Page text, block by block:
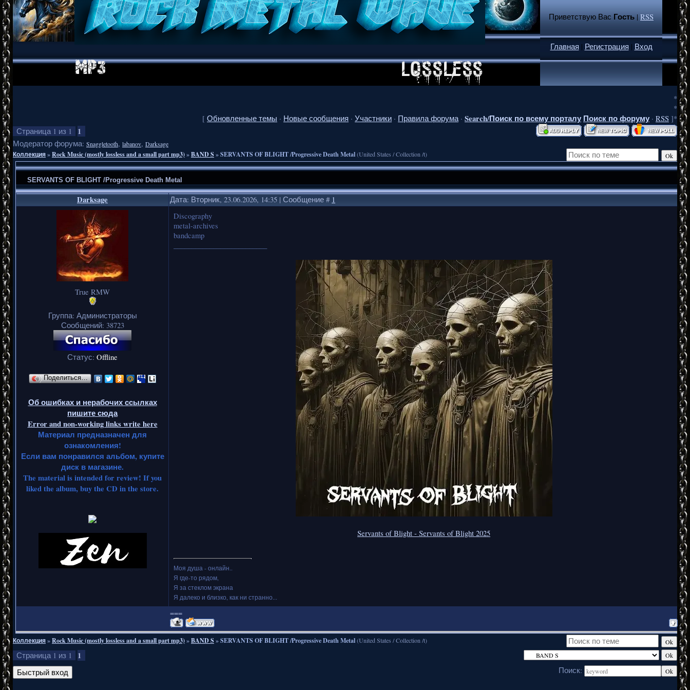
Приветствую Вас Гость|RSS
Главная | Регистрация | Вход
*
*
[ Обновленные темы · Новые сообщения · Участники · Правила форума · Search/Поиск по всему порталу Поиск по форуму · RSS ]*
Страница 1 из 1 1
Модератор форума: Snaggletooth, labanov, Darksage
Коллекция»Rock Music (mostly lossless and a small part mp3)»BAND S »SERVANTS OF BLIGHT /Progressive Death Metal(United States / Collection /t)
SERVANTS OF BLIGHT /Progressive Death Metal
Darksage Дата: Вторник, 23.06.2026, 14:35 | Сообщение # 1
True RMW
Группа: Администраторы
Сообщений: 38723
Статус: Offline
Поделиться…
Об ошибках и нерабочих ссылках
пишите сюда
Error and non-working links write here
Материал предназначен для
ознакомления!
Если вам понравился альбом, купите
диск в магазине.
The material is intended for review! If you
liked the album, buy the CD in the store.
Discography
metal-archives
bandcamp
Servants of Blight - Servants of Blight 2025
Моя душа - онлайн..
Я где-то рядом,
Я за стеклом экрана
Я далеко и близко, как ни странно...
===
Коллекция»Rock Music (mostly lossless and a small part mp3)»BAND S »SERVANTS OF BLIGHT /Progressive Death Metal(United States / Collection /t)
Страница 1 из 1 1
Поиск: